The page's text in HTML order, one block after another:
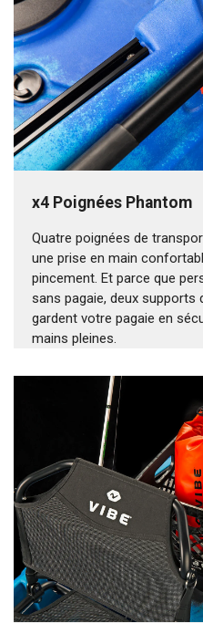
x4 Poignées Phantom
Quatre poignées de
une prise en main
pincement. Et parce que
sans pagaie, deux
gardent votre pagaie en
mains pleines.